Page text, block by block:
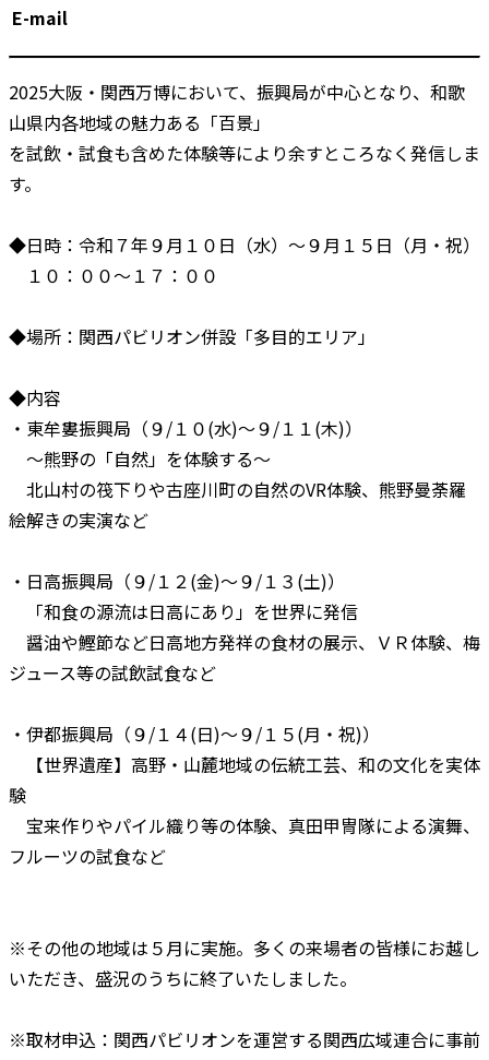
E-mail
2025大阪・関西万博において、振興局が中心となり、和歌
山県内各地域の魅力ある「百景」
を試飲・試食も含めた体験等により余すところなく発信しま
す。
◆日時：令和７年９月１０日（水）～９月１５日（月・祝）
１０：００～１７：００
◆場所：関西パビリオン併設「多目的エリア」
◆内容
・東牟婁振興局（９/１０(水)～９/１１(木)）
～熊野の「自然」を体験する～
北山村の筏下りや古座川町の自然のVR体験、熊野曼荼羅
絵解きの実演など
・日高振興局（９/１２(金)～９/１３(土)）
「和食の源流は日高にあり」を世界に発信
醤油や鰹節など日高地方発祥の食材の展示、ＶＲ体験、梅
ジュース等の試飲試食など
・伊都振興局（９/１４(日)～９/１５(月・祝)）
【世界遺産】高野・山麓地域の伝統工芸、和の文化を実体
験
宝来作りやパイル織り等の体験、真田甲冑隊による演舞、
フルーツの試食など
※その他の地域は５月に実施。多くの来場者の皆様にお越し
いただき、盛況のうちに終了いたしました。
※取材申込：関西パビリオンを運営する関西広域連合に事前